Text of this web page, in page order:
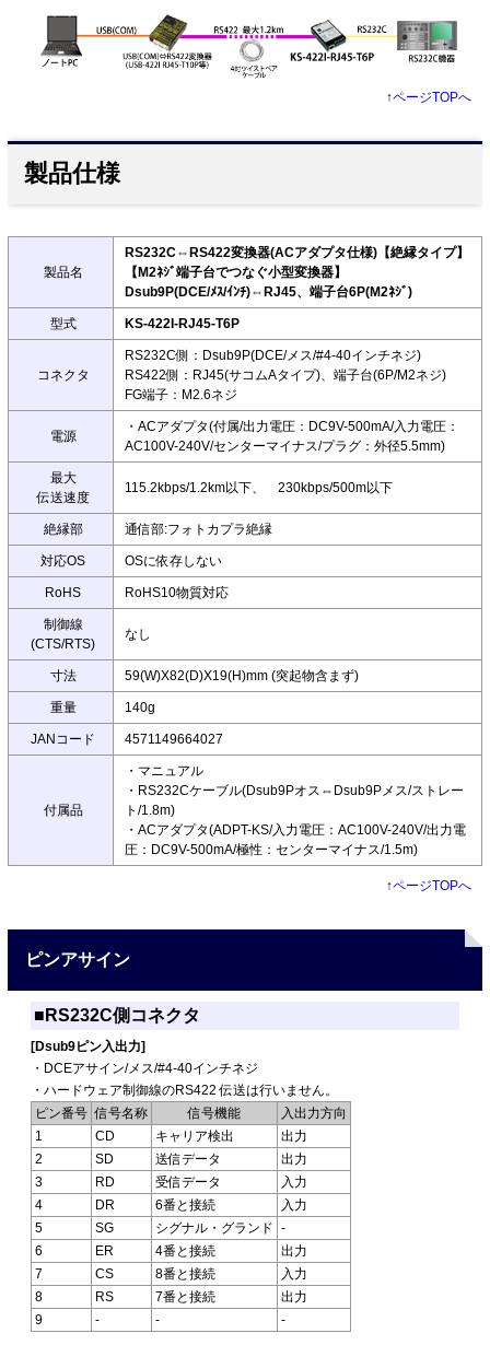
↑ページTOPへ
製品仕様
製品名
RS232C⇔RS422変換器(ACアダプタ仕様)【絶縁タイプ】
【M2ﾈｼﾞ端子台でつなぐ小型変換器】
Dsub9P(DCE/ﾒｽ/ｲﾝﾁ)⇔RJ45、端子台6P(M2ﾈｼﾞ)
型式 KS-422I-RJ45-T6P
コネクタ
RS232C側：Dsub9P(DCE/メス/#4-40インチネジ)
RS422側：RJ45(サコムAタイプ)、端子台(6P/M2ネジ)
FG端子：M2.6ネジ
電源
・ACアダプタ(付属/出力電圧：DC9V-500mA/入力電圧：
AC100V-240V/センターマイナス/プラグ：外径5.5mm)
最大
伝送速度
115.2kbps/1.2km以下、 230kbps/500m以下
絶縁部 通信部:フォトカプラ絶縁
対応OS OSに依存しない
RoHS RoHS10物質対応
制御線
(CTS/RTS)
なし
寸法 59(W)X82(D)X19(H)mm (突起物含まず)
重量 140g
JANコード 4571149664027
付属品
・マニュアル
・RS232Cケーブル(Dsub9Pオス⇔Dsub9Pメス/ストレー
ト/1.8m)
・ACアダプタ(ADPT-KS/入力電圧：AC100V-240V/出力電
圧：DC9V-500mA/極性：センターマイナス/1.5m)
↑ページTOPへ
ピンアサイン
■RS232C側コネクタ
[Dsub9ピン入出力]
・DCEアサイン/メス/#4-40インチネジ
・ハードウェア制御線のRS422 伝送は行いません。
ピン番号 信号名称 信号機能
入出力方向
1
CD キャリア検出
出力
2
SD 送信データ
出力
3
RD 受信データ
入力
4
DR 6番と接続
入力
5
SG シグナル・グランド
-
6
ER 4番と接続
出力
7
CS 8番と接続
入力
8
RS 7番と接続
出力
9
- - -